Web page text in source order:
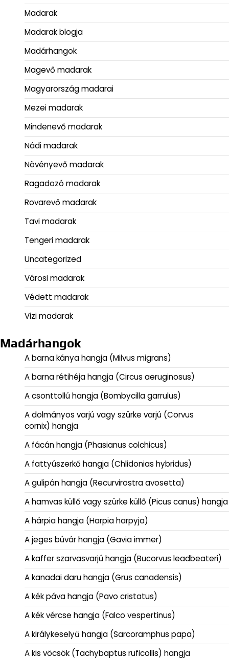
Madarak
Madarak blogja
Madárhangok
Magevő madarak
Magyarország madarai
Mezei madarak
Mindenevő madarak
Nádi madarak
Növényevő madarak
Ragadozó madarak
Rovarevő madarak
Tavi madarak
Tengeri madarak
Uncategorized
Városi madarak
Védett madarak
Vizi madarak
Madárhangok
A barna kánya hangja (Milvus migrans)
A barna rétihéja hangja (Circus aeruginosus)
A csonttollú hangja (Bombycilla garrulus)
A dolmányos varjú vagy szürke varjú (Corvus
cornix) hangja
A fácán hangja (Phasianus colchicus)
A fattyúszerkő hangja (Chlidonias hybridus)
A gulipán hangja (Recurvirostra avosetta)
A hamvas küllő vagy szürke küllő (Picus canus) hangja
A hárpia hangja (Harpia harpyja)
A jeges búvár hangja (Gavia immer)
A kaffer szarvasvarjú hangja (Bucorvus leadbeateri)
A kanadai daru hangja (Grus canadensis)
A kék páva hangja (Pavo cristatus)
A kék vércse hangja (Falco vespertinus)
A királykeselyű hangja (Sarcoramphus papa)
A kis vöcsök (Tachybaptus ruficollis) hangja